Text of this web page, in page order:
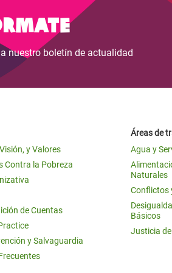
y Desastres
Extrema y
Sociales Básicos
and Justice
en
en
Crisis
Crisis
el Sufrimiento Humano que
tras los Alimentos
con las violencias contra
nuestro boletín de actualidad
y Valores
Contra la Pobreza
de Cuentas
y Salvaguardia
Áreas de
Agua y
Naturales
Conflictos
Básicos
Justicia de